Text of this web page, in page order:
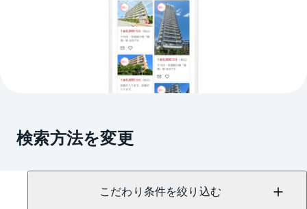
検索方法を変更
こだわり条件を絞り込む